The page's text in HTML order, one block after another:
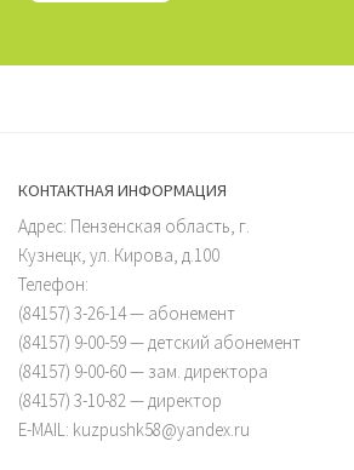
КОНТАКТНАЯ ИНФОРМАЦИЯ
Адрес: Пензенская область, г.
Кузнецк, ул. Кирова, д.100
Телефон:
(84157) 3-26-14 — абонемент
(84157) 9-00-59 — детский абонемент
(84157) 9-00-60 — зам. директора
(84157) 3-10-82 — директор
E-MAIL: kuzpushk58@yandex.ru